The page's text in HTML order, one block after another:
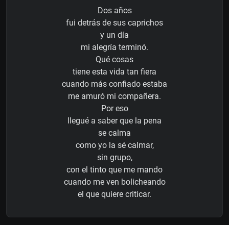
Dos años
fui detrás de sus caprichos
y un día
mi alegría terminó.
Qué cosas
tiene esta vida tan fiera
cuando más confiado estaba
me amuró mi compañera.
Por eso
llegué a saber que la pena
se calma
como yo la sé calmar,
sin grupo,
con el tinto que me mando
cuando me ven bolicheando
el que quiere criticar.